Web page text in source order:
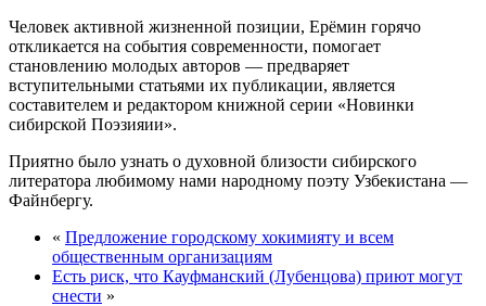
Человек активной жизненной позиции, Ерёмин горячо
откликается на события современности, помогает
становлению молодых авторов — предваряет
вступительными статьями их публикации, является
составителем и редактором книжной серии «Новинки
сибирской Поэзияии».
Приятно было узнать о духовной близости сибирского
литератора любимому нами народному поэту Узбекистана —
Файнбергу.
« Предложение городскому хокимияту и всем
общественным организациям
Есть риск, что Кауфманский (Лубенцова) приют могут
снести »